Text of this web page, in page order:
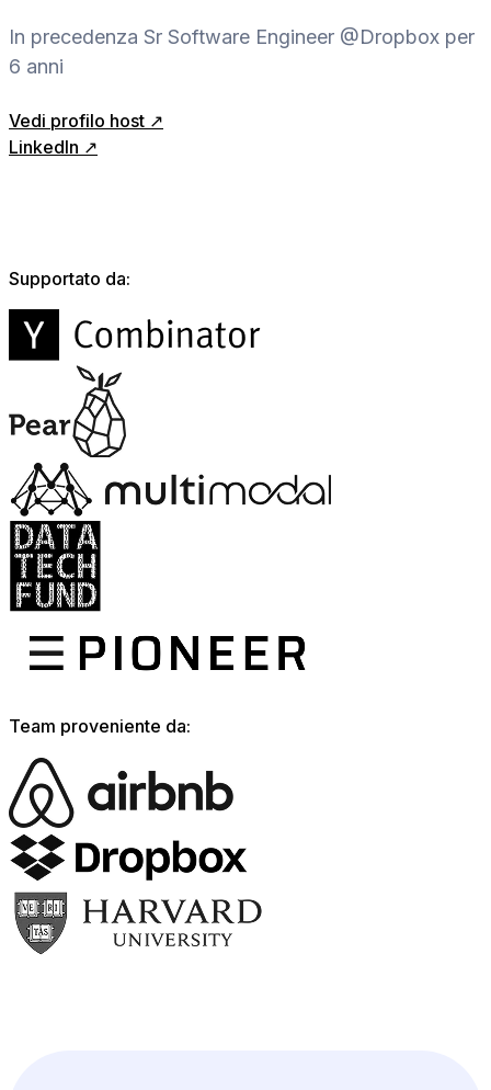
In precedenza Sr Software Engineer @Dropbox per
6 anni
Vedi profilo host ↗
LinkedIn ↗
Supportato da:
Team proveniente da: